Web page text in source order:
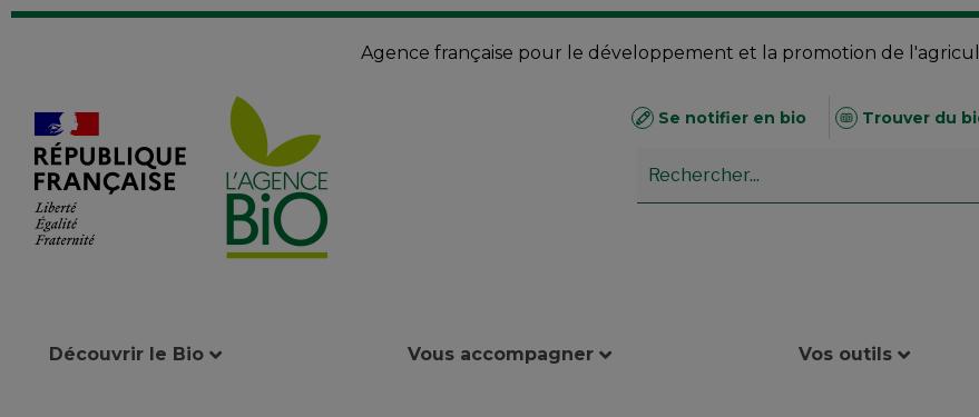
Agence française pour le développement et la promotion de
Se notifier en bio Trouver du
Découvrir le Bio Vous accompagner Vos outils